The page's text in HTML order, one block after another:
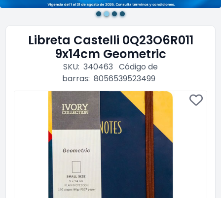
Libreta Castelli 0Q23O6R011
9x14cm Geometric
SKU: 340463 Código de
barras: 8056539523499